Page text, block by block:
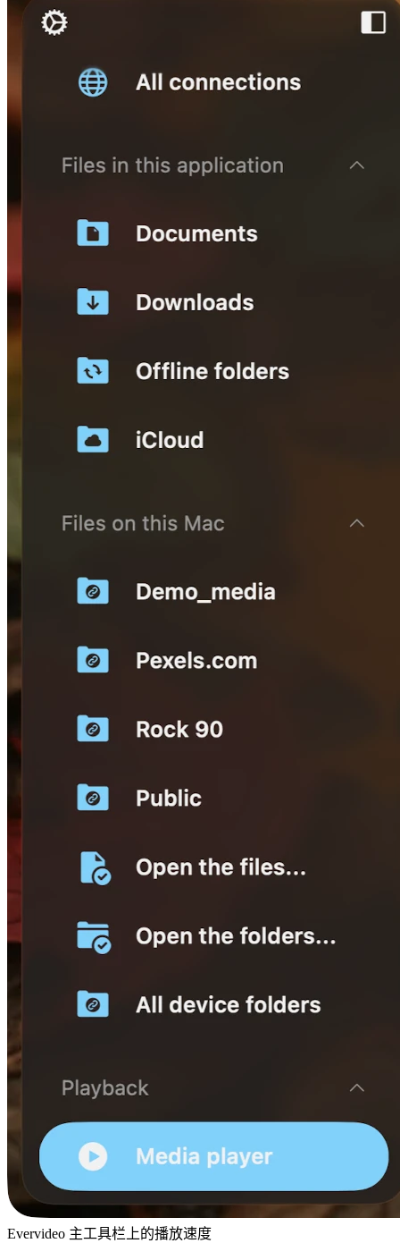
Evervideo 主工具栏上的播放速度